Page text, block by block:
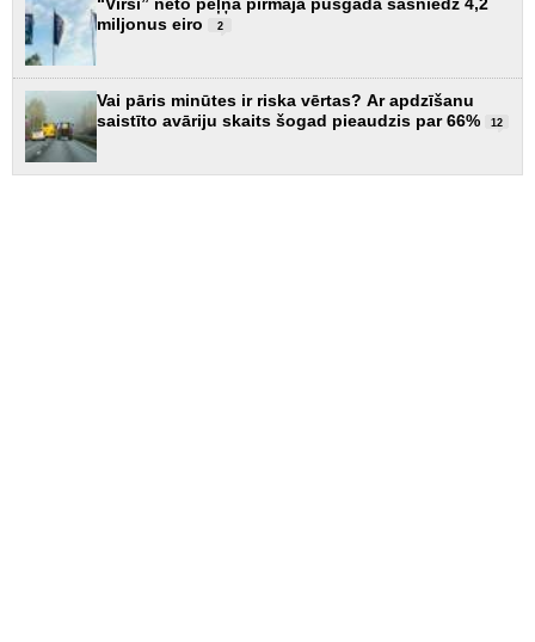
miljonus eiro
2
Vai pāris minūtes ir riska vērtas? Ar apdzīšanu
saistīto avāriju skaits šogad pieaudzis par 66%
12